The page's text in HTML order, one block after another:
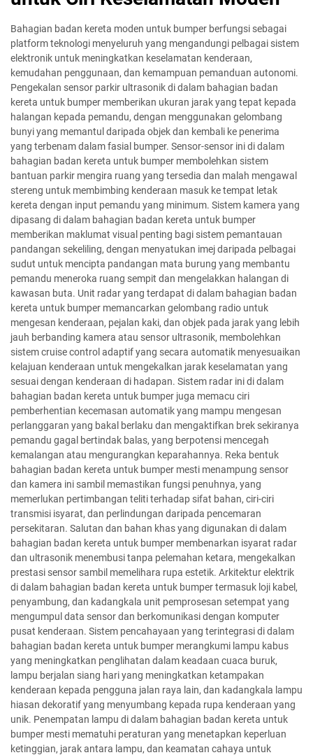
Bahagian badan kereta moden untuk bumper berfungsi sebagai
platform teknologi menyeluruh yang mengandungi pelbagai sistem
elektronik untuk meningkatkan keselamatan kenderaan,
kemudahan penggunaan, dan kemampuan pemanduan autonomi.
Pengekalan sensor parkir ultrasonik di dalam bahagian badan
kereta untuk bumper memberikan ukuran jarak yang tepat kepada
halangan kepada pemandu, dengan menggunakan gelombang
bunyi yang memantul daripada objek dan kembali ke penerima
yang terbenam dalam fasial bumper. Sensor-sensor ini di dalam
bahagian badan kereta untuk bumper membolehkan sistem
bantuan parkir mengira ruang yang tersedia dan malah mengawal
stereng untuk membimbing kenderaan masuk ke tempat letak
kereta dengan input pemandu yang minimum. Sistem kamera yang
dipasang di dalam bahagian badan kereta untuk bumper
memberikan maklumat visual penting bagi sistem pemantauan
pandangan sekeliling, dengan menyatukan imej daripada pelbagai
sudut untuk mencipta pandangan mata burung yang membantu
pemandu meneroka ruang sempit dan mengelakkan halangan di
kawasan buta. Unit radar yang terdapat di dalam bahagian badan
kereta untuk bumper memancarkan gelombang radio untuk
mengesan kenderaan, pejalan kaki, dan objek pada jarak yang lebih
jauh berbanding kamera atau sensor ultrasonik, membolehkan
sistem cruise control adaptif yang secara automatik menyesuaikan
kelajuan kenderaan untuk mengekalkan jarak keselamatan yang
sesuai dengan kenderaan di hadapan. Sistem radar ini di dalam
bahagian badan kereta untuk bumper juga memacu ciri
pemberhentian kecemasan automatik yang mampu mengesan
perlanggaran yang bakal berlaku dan mengaktifkan brek sekiranya
pemandu gagal bertindak balas, yang berpotensi mencegah
kemalangan atau mengurangkan keparahannya. Reka bentuk
bahagian badan kereta untuk bumper mesti menampung sensor
dan kamera ini sambil memastikan fungsi penuhnya, yang
memerlukan pertimbangan teliti terhadap sifat bahan, ciri-ciri
transmisi isyarat, dan perlindungan daripada pencemaran
persekitaran. Salutan dan bahan khas yang digunakan di dalam
bahagian badan kereta untuk bumper membenarkan isyarat radar
dan ultrasonik menembusi tanpa pelemahan ketara, mengekalkan
prestasi sensor sambil memelihara rupa estetik. Arkitektur elektrik
di dalam bahagian badan kereta untuk bumper termasuk loji kabel,
penyambung, dan kadangkala unit pemprosesan setempat yang
mengumpul data sensor dan berkomunikasi dengan komputer
pusat kenderaan. Sistem pencahayaan yang terintegrasi di dalam
bahagian badan kereta untuk bumper merangkumi lampu kabus
yang meningkatkan penglihatan dalam keadaan cuaca buruk,
lampu berjalan siang hari yang meningkatkan ketampakan
kenderaan kepada pengguna jalan raya lain, dan kadangkala lampu
hiasan dekoratif yang menyumbang kepada rupa kenderaan yang
unik. Penempatan lampu di dalam bahagian badan kereta untuk
bumper mesti mematuhi peraturan yang menetapkan keperluan
ketinggian, jarak antara lampu, dan keamatan cahaya untuk